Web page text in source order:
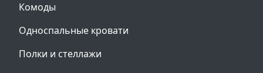
Комоды
Односпальные кровати
Полки и стеллажи